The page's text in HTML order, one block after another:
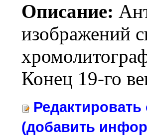
Описание:
изображений
Конец 19-го
(добавить